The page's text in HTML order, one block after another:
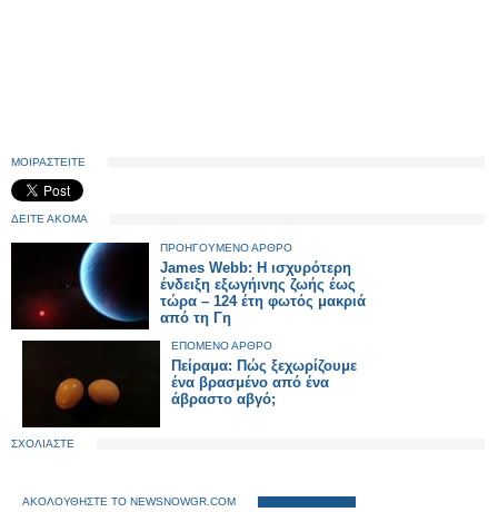
ΜΟΙΡΑΣΤΕΙΤΕ
ΔΕΙΤΕ ΑΚΟΜΑ
ΠΡΟΗΓΟΥΜΕΝΟ ΑΡΘΡΟ
James Webb: Η ισχυρότερη
ένδειξη εξωγήινης ζωής έως
τώρα – 124 έτη φωτός μακριά
από τη Γη
ΕΠΟΜΕΝΟ ΑΡΘΡΟ
Πείραμα: Πώς ξεχωρίζουμε
ένα βρασμένο από ένα
άβραστο αβγό;
ΣΧΟΛΙΑΣΤΕ
ΑΚΟΛΟΥΘΗΣΤΕ ΤΟ NEWSNOWGR.COM